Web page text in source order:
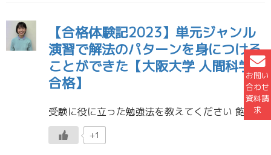
お問い
合わせ
資料請
求
【合格体験記2023】単元ジャンル
演習で解法のパターンを身につける
ことができた【大阪大学 人間科学部
合格】
受験に役に立った勉強法を教えてください 飽き性で、質の高い復習を時間を掛けてやるのは苦手な方だったため、とにかく量をこなすことを意識しました。 漢字のテキストは5周、数学と古文は2周、同じ問題集を解き、単元ジャンル演習で […]
+1